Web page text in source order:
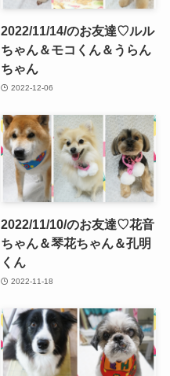
2022/11/14/のお友達♡ルル
ちゃん＆モコくん＆うらん
ちゃん
2022-12-06
2022/11/10/のお友達♡花音
ちゃん＆琴花ちゃん＆孔明
くん
2022-11-18